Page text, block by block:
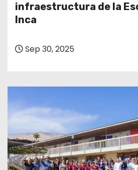
infraestructura de la
Inca
Sep 30, 2025